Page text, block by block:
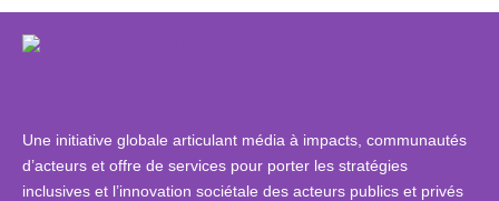
Une initiative globale articulant média à impacts, communautés
d’acteurs et offre de services pour porter les stratégies
inclusives et l’innovation sociétale des acteurs publics et privés